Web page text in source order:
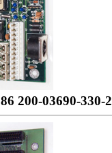
200-03690-330-2